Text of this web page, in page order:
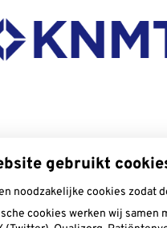
gebruikt
noodzakelijke cookies zodat
cookies werken wij samen